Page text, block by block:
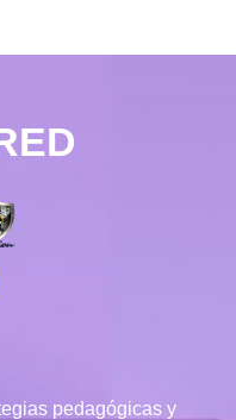
pedagógicas y